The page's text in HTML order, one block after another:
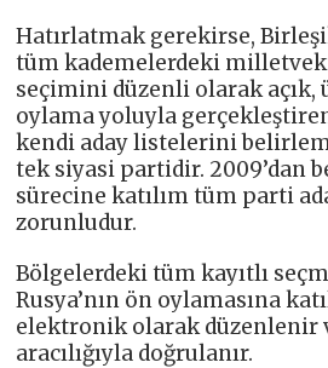
Hatırlatmak gerekirse,
tüm kademelerdeki
seçimini düzenli olarak açık,
oylama yoluyla
kendi aday listelerini
tek siyasi partidir. 2009’dan
sürecine katılım tüm parti
zorunludur.
Bölgelerdeki tüm kayıtlı
Rusya’nın ön oylamasına
elektronik olarak düzenlenir
aracılığıyla doğrulanır.